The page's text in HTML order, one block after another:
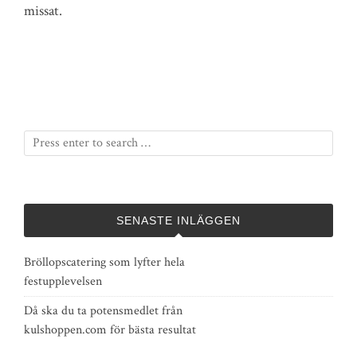
missat.
SENASTE INLÄGGEN
Bröllopscatering som lyfter hela
festupplevelsen
Då ska du ta potensmedlet från
kulshoppen.com för bästa resultat